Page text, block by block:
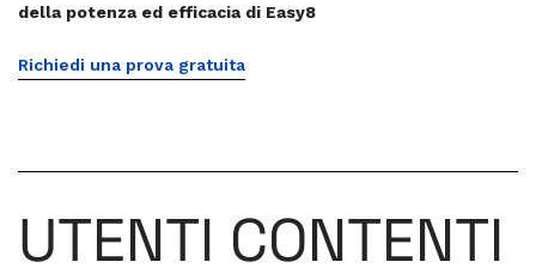
della potenza ed efficacia di Easy8
Richiedi una prova gratuita
UTENTI CONTENTI